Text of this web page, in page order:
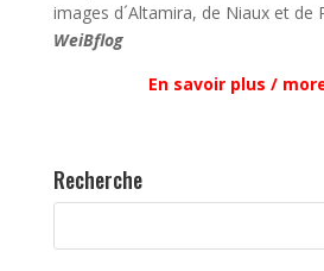
images d´Altamira, de Niaux et de
WeiBflog
En savoir plus /
Recherche